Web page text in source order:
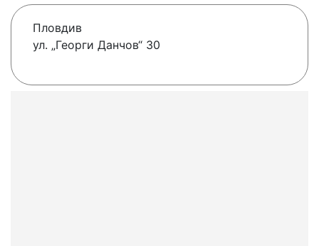
Пловдив
ул. „Георги Данчов“ 30